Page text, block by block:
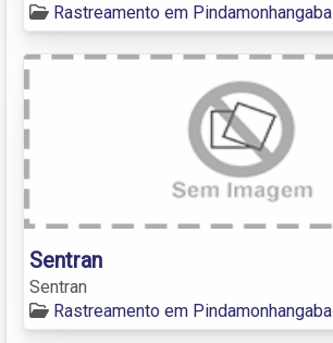
Rastreamento em Pindamonhangaba
Sentran
Sentran
Rastreamento em Pindamonhangaba